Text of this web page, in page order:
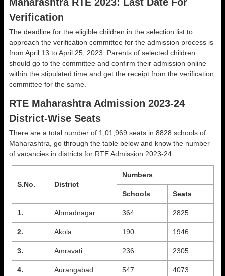
Maharashtra RTE 2023: Last Date For
Verification
The deadline for the eligible children in the selection list to
approach the verification committee for the admission process is
from April 13 to April 25, 2023. Parents of selected children
should go to the committee and confirm their admission online
within the stipulated time and get the receipt from the verification
committee for the same.
RTE Maharashtra Admission 2023-24
District-Wise Seats
There are a total number of 1,01,969 seats in 8828 schools of
Maharashtra, go through the table below and know the number
of vacancies in districts for RTE Admission 2023-24.
S.No. District
Numbers
Schools Seats
1. Ahmadnagar 364 2825
2. Akola 190 1946
3. Amravati 236 2305
4. Aurangabad 547 4073